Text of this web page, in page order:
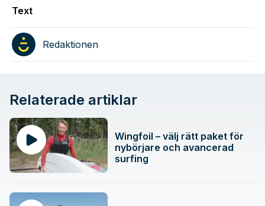
Text
Redaktionen
Relaterade artiklar
Wingfoil – välj rätt paket för
nybörjare och avancerad
surfing